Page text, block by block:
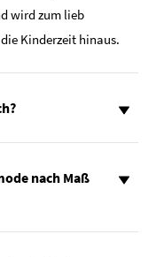
wird zum lieb
Kinderzeit hinaus.
nach Maß